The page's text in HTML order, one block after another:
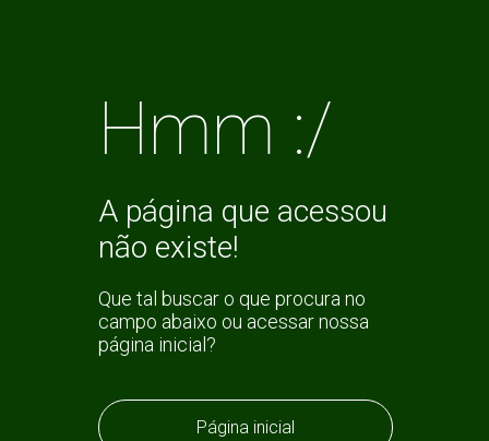
Hmm :/
A página que acessou
não existe!
Que tal buscar o que procura no
campo abaixo ou acessar nossa
página inicial?
Página inicial